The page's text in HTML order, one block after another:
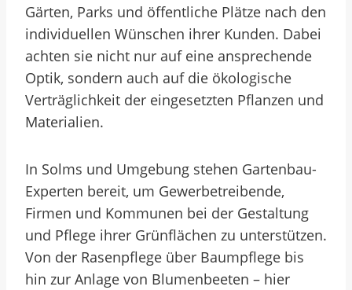
Gärten, Parks und öffentliche Plätze nach den
individuellen Wünschen ihrer Kunden. Dabei
achten sie nicht nur auf eine ansprechende
Optik, sondern auch auf die ökologische
Verträglichkeit der eingesetzten Pflanzen und
Materialien.
In Solms und Umgebung stehen Gartenbau-
Experten bereit, um Gewerbetreibende,
Firmen und Kommunen bei der Gestaltung
und Pflege ihrer Grünflächen zu unterstützen.
Von der Rasenpflege über Baumpflege bis
hin zur Anlage von Blumenbeeten – hier